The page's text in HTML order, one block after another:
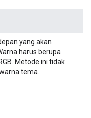
yang akan
harus berupa
Metode ini tidak
tema.